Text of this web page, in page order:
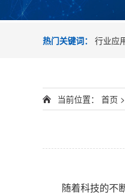
热门关键词： 行业应
当前位置： 首页 >
随着科技的不断